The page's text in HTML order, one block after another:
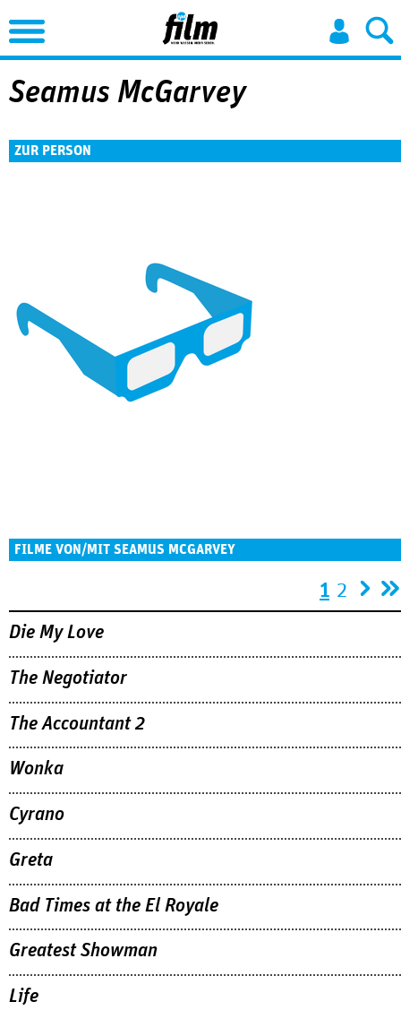
Jump to Navigation
Seamus McGarvey
ZUR PERSON
FILME VON/MIT SEAMUS MCGARVEY
1 2
Die My Love
The Negotiator
The Accountant 2
Wonka
Cyrano
Greta
Bad Times at the El Royale
Greatest Showman
Life